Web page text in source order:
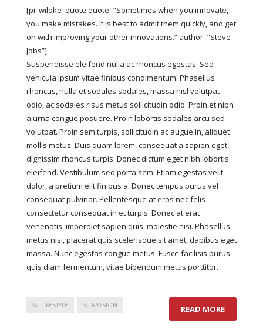
[pi_wiloke_quote quote=”Sometimes when you innovate,
you make mistakes. It is best to admit them quickly, and get
on with improving your other innovations.” author=”Steve
Jobs”]
Suspendisse eleifend nulla ac rhoncus egestas. Sed
vehicula ipsum vitae finibus condimentum. Phasellus
rhoncus, nulla et sodales sodales, massa nisl volutpat
odio, ac sodales risus metus sollicitudin odio. Proin et nibh
a urna congue posuere. Proin lobortis sodales arcu sed
volutpat. Proin sem turpis, sollicitudin ac augue in, aliquet
mollis metus. Duis quam lorem, consequat a sapien eget,
dignissim rhoncus turpis. Donec dictum eget nibh lobortis
eleifend. Vestibulum sed porta sem. Etiam egestas velit
dolor, a pretium elit finibus a. Donec tempus purus vel
consequat pulvinar. Pellentesque at eros nec felis
consectetur consequat in et turpis. Donec at erat
venenatis, imperdiet sapien quis, molestie nisi. Phasellus
metus nisi, placerat quis scelerisque sit amet, dapibus eget
massa. Nunc egestas congue metus. Fusce facilisis purus
quis diam fermentum, vitae bibendum metus porttitor.
LIFESTYLE PASSION READ MORE